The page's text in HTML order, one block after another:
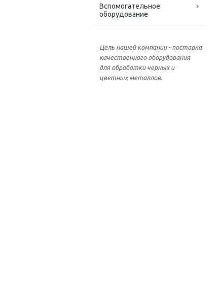
Вспомогательное
оборудование
Цель нашей компании - поставка
качественного оборудования
для обработки черных и
цветных металлов.